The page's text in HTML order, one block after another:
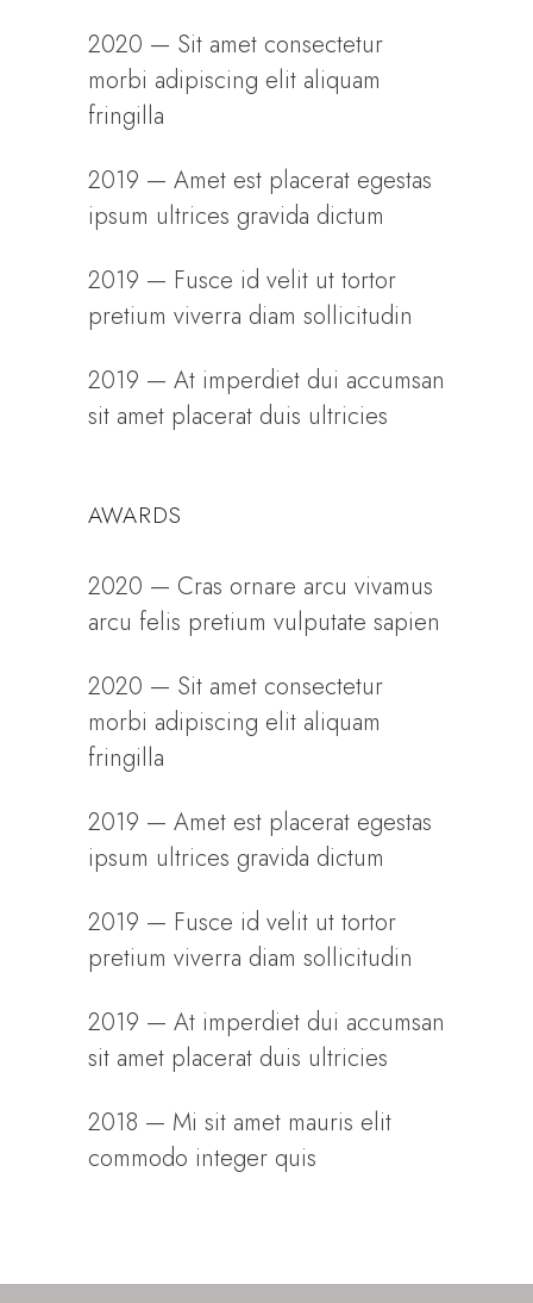
2020 — Sit amet consectetur
morbi adipiscing elit aliquam
fringilla
2019 — Amet est placerat egestas
ipsum ultrices gravida dictum
2019 — Fusce id velit ut tortor
pretium viverra diam sollicitudin
2019 — At imperdiet dui accumsan
sit amet placerat duis ultricies
AWARDS
2020 — Cras ornare arcu vivamus
arcu felis pretium vulputate sapien
2020 — Sit amet consectetur
morbi adipiscing elit aliquam
fringilla
2019 — Amet est placerat egestas
ipsum ultrices gravida dictum
2019 — Fusce id velit ut tortor
pretium viverra diam sollicitudin
2019 — At imperdiet dui accumsan
sit amet placerat duis ultricies
2018 — Mi sit amet mauris elit
commodo integer quis